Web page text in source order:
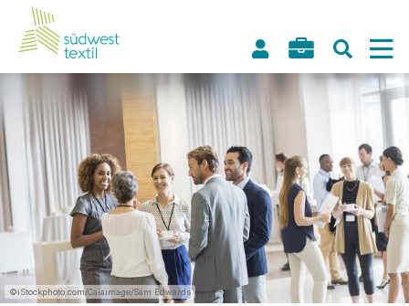
©iStockphoto.com/Caiaimage/Sam Edwards